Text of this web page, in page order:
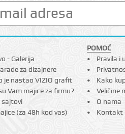
- Galerija
za dizajnere
je nastao VIZIO grafit
Vam majice za firmu?
sajtovi
(za 48h kod vas)
POMOĆ
Pravila i
Kako
Veličine
O nama
Kontakt